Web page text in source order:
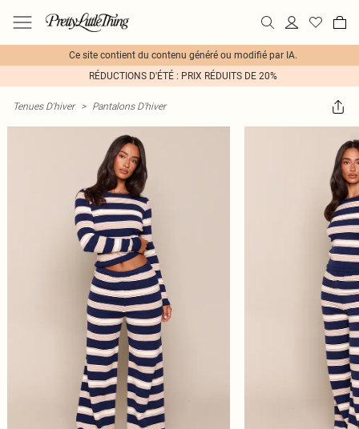
Ce site contient du contenu généré ou modifié par IA.
RÉDUCTIONS D'ÉTÉ : PRIX RÉDUITS DE 20%
Tenues D'hiver > Pantalons D'hiver